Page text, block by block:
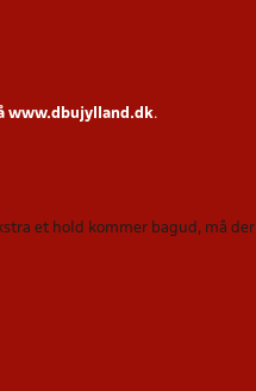
www.dbujylland.dk.
et hold kommer bagud, må der